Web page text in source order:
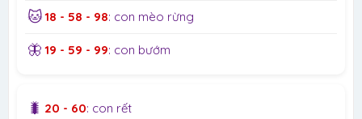
🐱18 - 58 - 98: con mèo rừng
🦋 19 - 59 - 99: con bướm
🐛 20 - 60: con rết